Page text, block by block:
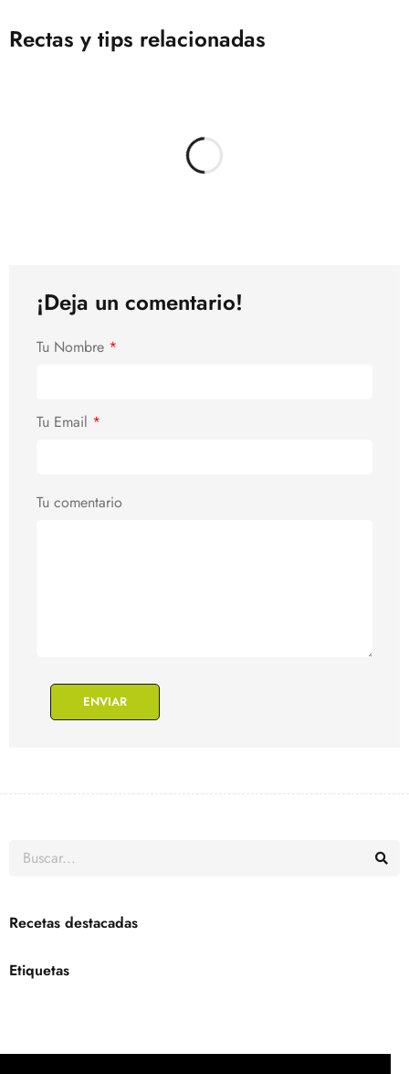
Rectas y tips relacionadas
¡Deja un comentario!
Tu Nombre *
Tu Email *
Tu comentario
ENVIAR
Recetas destacadas
Etiquetas